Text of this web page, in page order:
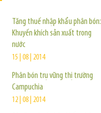
Tăng thuế nhập khẩu phân bón:
Khuyến khích sản xuất trong
nước
15 | 08 | 2014
Phân bón trụ vững thị trường
Campuchia
12 | 08 | 2014